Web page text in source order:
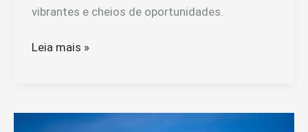
vibrantes e cheios de oportunidades.
Quantas
Leia mais »